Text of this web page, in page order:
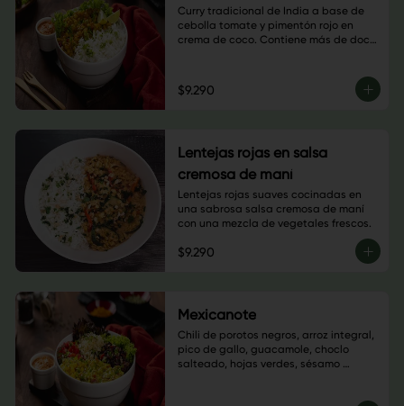
Curry tradicional de India a base de
cebolla tomate y pimentón rojo en
crema de coco. Contiene más de doce
$9.290
Lentejas rojas en salsa
cremosa de maní
Lentejas rojas suaves cocinadas en
una sabrosa salsa cremosa de maní
con una mezcla de vegetales frescos.
$9.290
Mexicanote
Chili de porotos negros, arroz integral,
pico de gallo, guacamole, choclo
salteado, hojas verdes, sésamo